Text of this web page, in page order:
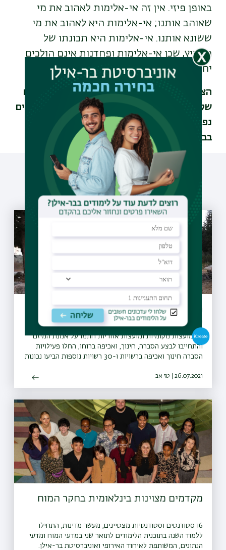
באופן פיזי. אין זה אי-אלימות לאהוב את מי
שאוהב אותנו; אי-אלימות היא לאהוב את מי
ששונא אותנו. אי-אלימות היא תכונתו של
האמיץ, שכן אי-אלימות ופחדנות אינם הולכים
יחדיו יותר ממים ומאש."
הצום השפיע השפעה עמוקה על הודו: מקדשים
שקודם לכן הייתה אסורה אליהם כניסת המנודים
נפתחו עתה עבורם, וכך גם הזכות להשתמש
בבארות מים שקודם לכן נחסמו בפניהם.
עוד כתבות שיעניינו אותך
מיזם "קחו אתכם את הזבל" יקודם בעולם
כפורץ דרך
27 מועצות מקומיות ומועצות אזוריות חתמו על אמנת המיזם
והתחייבו לבצע הסברה, חינוך, ואכיפה ברוחו, החלו פעילויות
הסברה חינוך ואכיפה ברשויות ו-30 רשויות נוספות הביעו נכונות
26.07.2021 | טז אב
מקדמים מצוינות בינלאומית בחקר המוח
16 סטודנטים וסטודנטיות מצטיינים, מעשר מדינות, התחילו
ללמוד השנה בתוכנית הלימודים לתואר שני במדעי המוח ומדעי
הנתונים, המשותפת לאיחוד האירופי ואוניברסיטת בר-אילן.